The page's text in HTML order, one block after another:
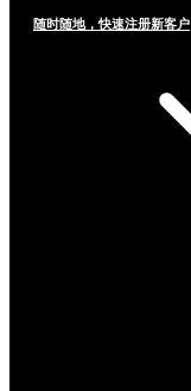
随时随地，快速注册新客户